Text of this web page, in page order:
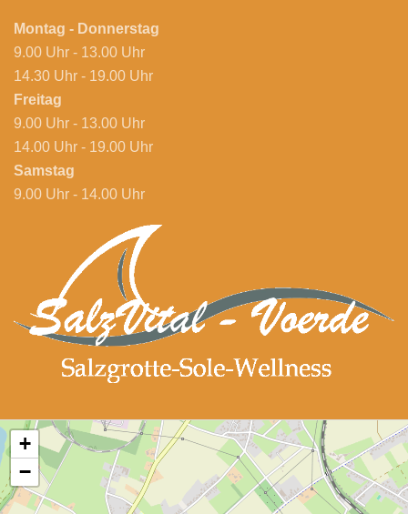
Montag - Donnerstag
9.00 Uhr - 13.00 Uhr
14.30 Uhr - 19.00 Uhr
Freitag
9.00 Uhr - 13.00 Uhr
14.00 Uhr - 19.00 Uhr
Samstag
9.00 Uhr - 14.00 Uhr
+
−